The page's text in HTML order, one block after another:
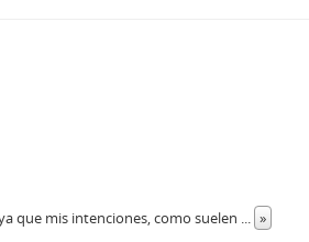
que mis intenciones, como suelen ... »